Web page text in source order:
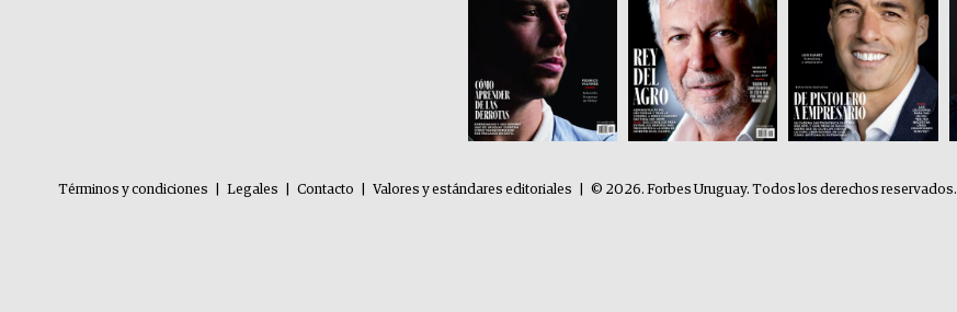
Términos y condiciones Legales Contacto Valores y estándares editoriales © 2026. Forbes Uruguay. Todos los derechos reservados.